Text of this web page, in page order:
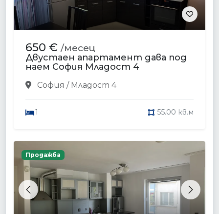
650 € /месец
Двустаен апартамент дава под
наем София Младост 4
София / Младост 4
1 55.00 кв.м
Previous Next
Продажба